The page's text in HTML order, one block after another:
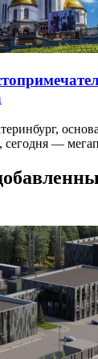
сегодня —